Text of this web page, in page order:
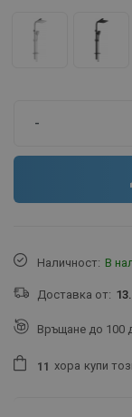
-
Наличност: В
Доставка от:
Връщане до 100
1 1 хора купи